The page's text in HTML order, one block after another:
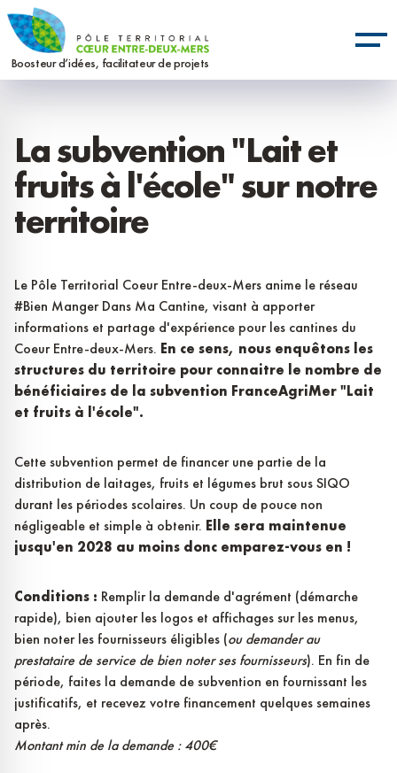
Aller
au
contenu
Boosteur d’idées, facilitateur de projets
La subvention "Lait et
fruits à l'école" sur notre
territoire
Le Pôle Territorial Coeur Entre-deux-Mers anime le réseau
#Bien Manger Dans Ma Cantine, visant à apporter
informations et partage d'expérience pour les cantines du
Coeur Entre-deux-Mers. En ce sens, nous enquêtons les
structures du territoire pour connaitre le nombre de
bénéficiaires de la subvention FranceAgriMer "Lait
et fruits à l'école".
Cette subvention permet de financer une partie de la
distribution de laitages, fruits et légumes brut sous SIQO
durant les périodes scolaires. Un coup de pouce non
négligeable et simple à obtenir. Elle sera maintenue
jusqu'en 2028 au moins donc emparez-vous en !
Conditions : Remplir la demande d'agrément (démarche
rapide), bien ajouter les logos et affichages sur les menus,
bien noter les fournisseurs éligibles (ou demander au
prestataire de service de bien noter ses fournisseurs). En fin de
période, faites la demande de subvention en fournissant les
justificatifs, et recevez votre financement quelques semaines
après.
Montant min de la demande : 400€
Panneau de gestion des cookies